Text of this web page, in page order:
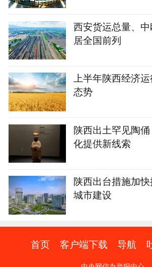
西安货运总量、
居全国前列
上半年陕西经济
态势
陕西出土罕见陶
化提供新线索
陕西出台措施加
城市建设
首页 客户端下载 导航